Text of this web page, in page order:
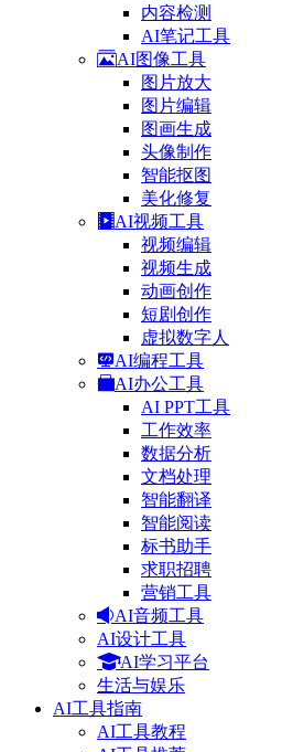
内容检测
AI笔记工具
AI图像工具
图片放大
图片编辑
图画生成
头像制作
智能抠图
美化修复
AI视频工具
视频编辑
视频生成
动画创作
短剧创作
虚拟数字人
AI编程工具
AI办公工具
AI PPT工具
工作效率
数据分析
文档处理
智能翻译
智能阅读
标书助手
求职招聘
营销工具
AI音频工具
AI设计工具
AI学习平台
生活与娱乐
AI工具指南
AI工具教程